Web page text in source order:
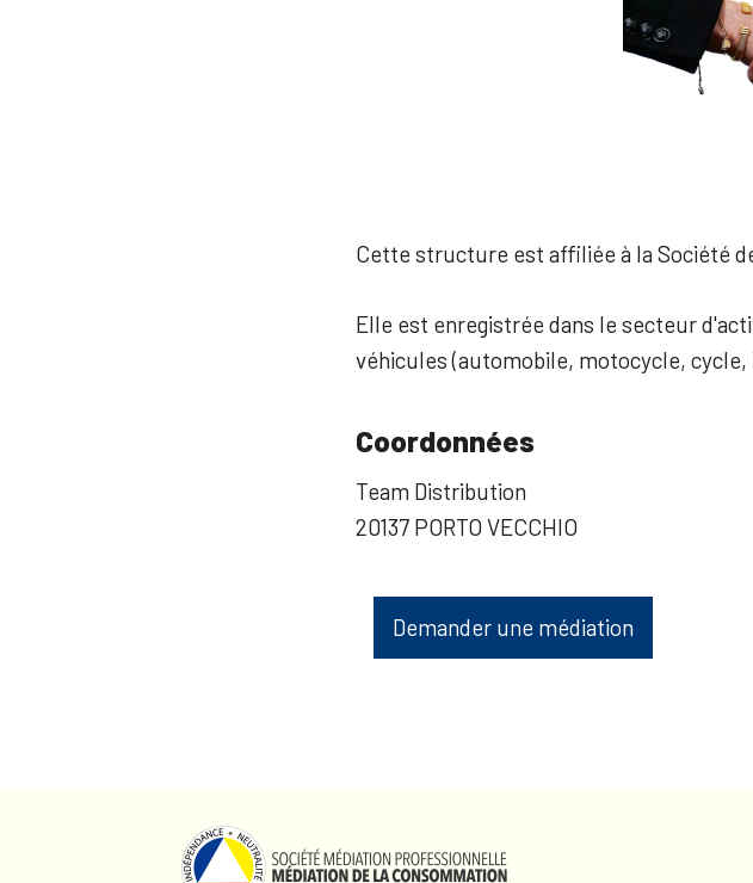
Cette structure est affiliée à la Société
Elle est enregistrée dans le secteur
véhicules (automobile, motocycle,
Coordonnées
Team Distribution
20137 PORTO VECCHIO
Demander une médiation